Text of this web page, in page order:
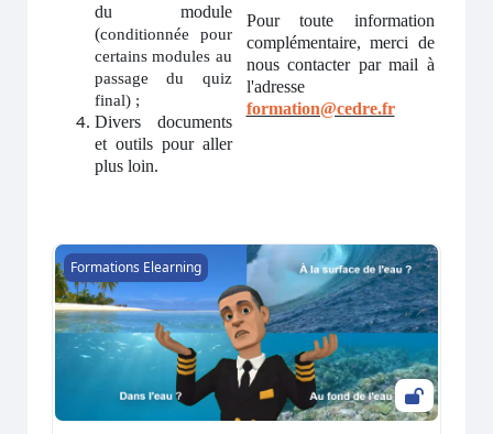
du module
(conditionnée pour
certains modules au
passage du quiz
final) ;
Divers documents
et outils pour aller
plus loin.
Pour toute information
complémentaire, merci de
nous contacter par mail à
l'adresse
formation@cedre.fr
Le comportement des produits chimiques déversés
Formations Elearning